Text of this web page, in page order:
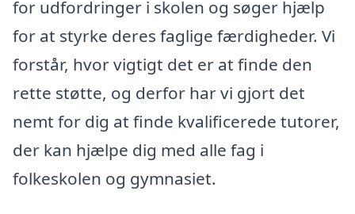
for udfordringer i skolen og søger hjælp
for at styrke deres faglige færdigheder. Vi
forstår, hvor vigtigt det er at finde den
rette støtte, og derfor har vi gjort det
nemt for dig at finde kvalificerede tutorer,
der kan hjælpe dig med alle fag i
folkeskolen og gymnasiet.